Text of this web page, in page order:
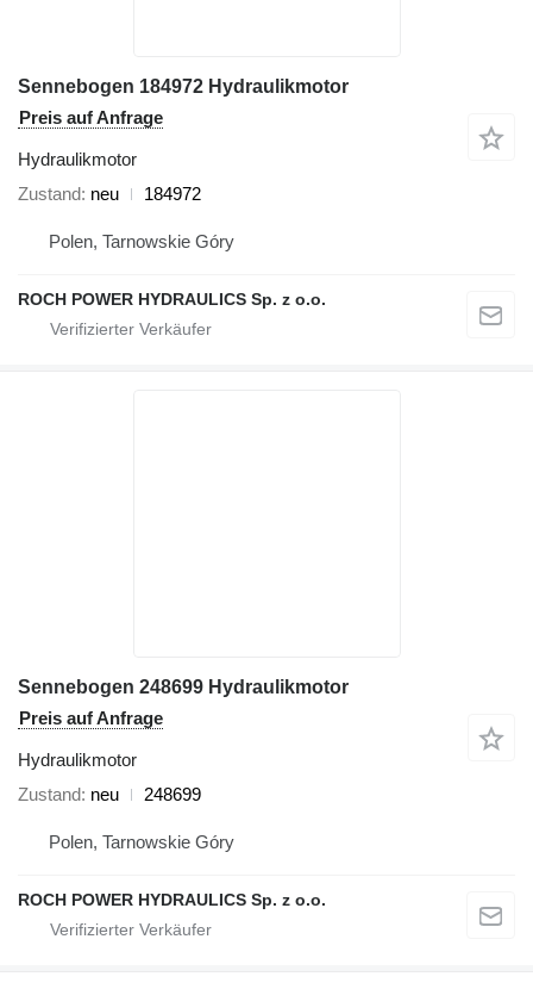
Sennebogen 184972 Hydraulikmotor
Preis auf Anfrage
Hydraulikmotor
Zustand neu 184972
Polen, Tarnowskie Góry
ROCH POWER HYDRAULICS Sp. z o.o.
Sennebogen 248699 Hydraulikmotor
Preis auf Anfrage
Hydraulikmotor
Zustand neu 248699
Polen, Tarnowskie Góry
ROCH POWER HYDRAULICS Sp. z o.o.